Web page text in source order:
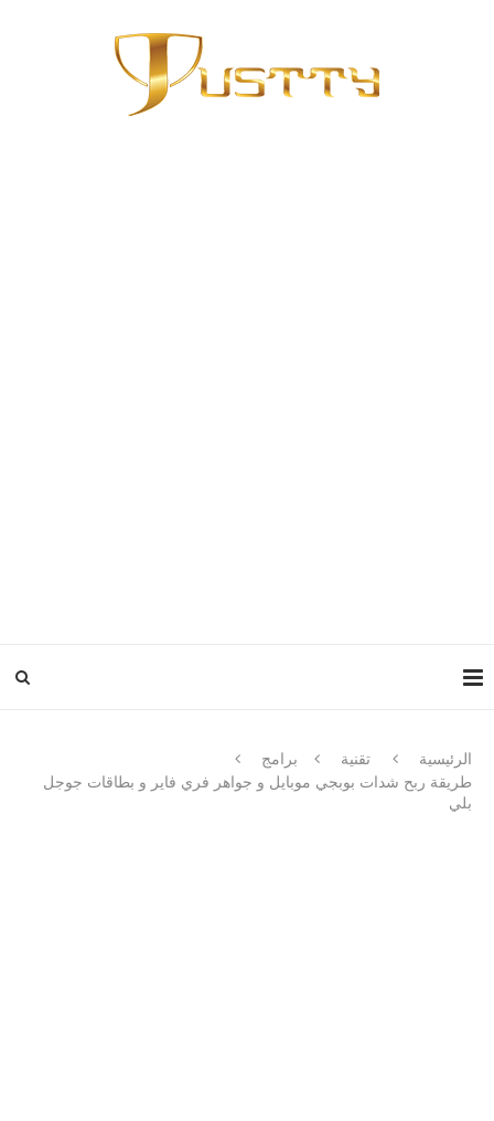
الرئيسية تقنية
برامج
طريقة ربح شدات بوبجي موبايل و جواهر فري فاير و بطاقات جوجل
بلي